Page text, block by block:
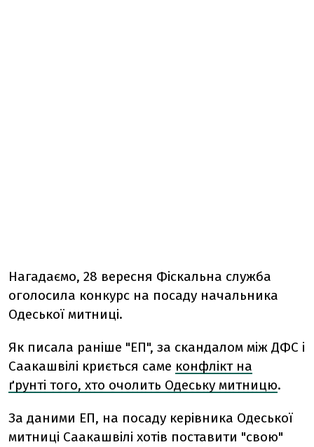
Нагадаємо, 28 вересня Фіскальна служба
оголосила конкурс на посаду начальника
Одеської митниці.
Як писала раніше "ЕП", за скандалом між ДФС і
Саакашвілі криється саме конфлікт на
ґрунті того, хто очолить Одеську митницю.
За даними ЕП, на посаду керівника Одеської
митниці Саакашвілі хотів поставити "свою"